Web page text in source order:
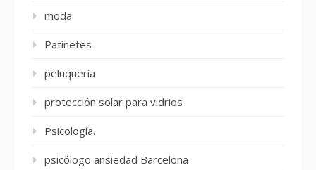
moda
Patinetes
peluquería
protección solar para vidrios
Psicología.
psicólogo ansiedad Barcelona